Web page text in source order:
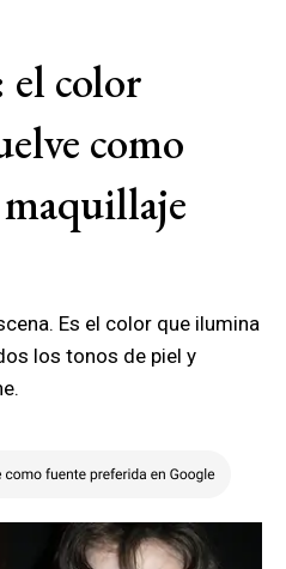
el color
como
Es el color que ilumina
los tonos de piel y